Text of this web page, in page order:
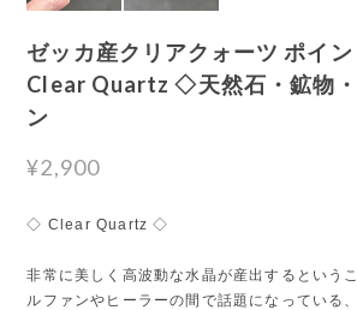
ゼッカ産クリアクォーツ ポイ
Clear Quartz ◇天然石・鉱物
ン
¥2,900
◇ Clear Quartz ◇
非常に美しく高波動な水晶が産出するという
ルファンやヒーラーの間で話題になっている